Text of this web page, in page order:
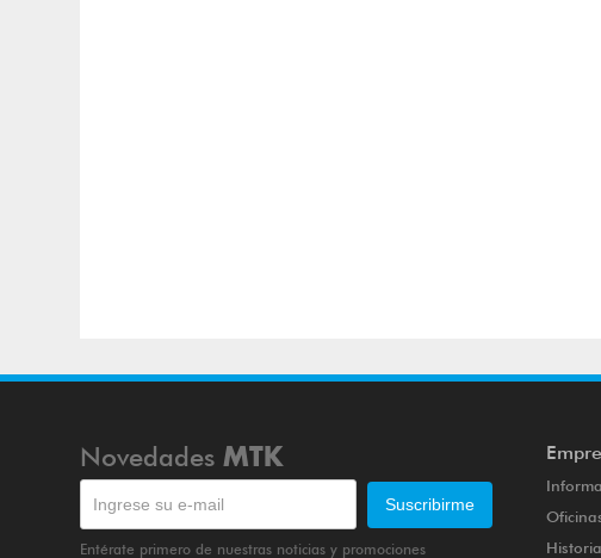
Novedades MTK
Entérate primero de nuestras noticias y promociones